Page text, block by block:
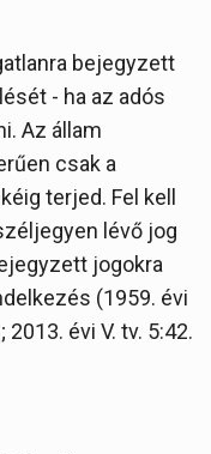
bejegyzett
- ha az adós
Az állam
csak a
terjed. Fel kell
lévő jog
jogokra
(1959. évi
2013. évi V. tv. 5:42.